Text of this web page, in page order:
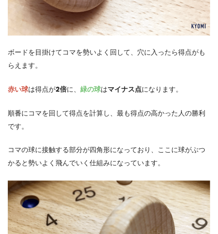
ボードを目掛けてコマを勢いよく回して、穴に入ったら得点がも
らえます。
赤い球は得点が2倍に、 緑の球はマイナス点になります。
順番にコマを回して得点を計算し、最も得点の高かった人の勝利
です。
コマの球に接触する部分が四角形になっており、ここに球がぶつ
かると勢いよく飛んでいく仕組みになっています。